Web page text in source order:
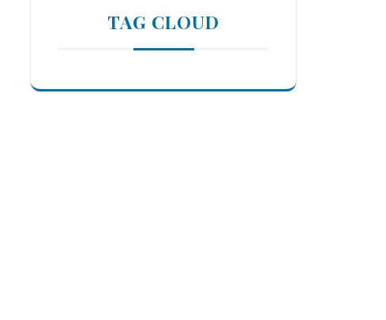
TAG CLOUD